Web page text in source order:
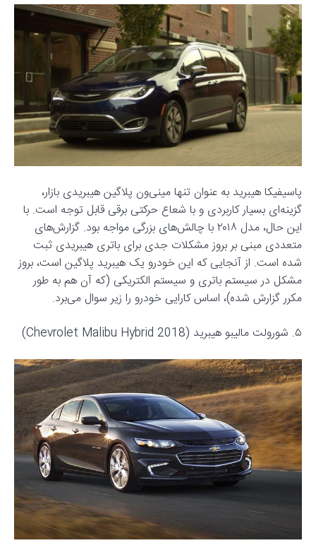
پاسیفیکا هیبرید به عنوان تنها مینی‌ون پلاگین هیبریدی بازار،
گزینه‌ای بسیار کاربردی و با شعاع حرکتی برقی قابل توجه است. با
این حال، مدل ۲۰۱۸ با چالش‌های بزرگی مواجه بود. گزارش‌های
متعددی مبنی بر بروز مشکلات جدی برای باتری هیبریدی ثبت
شده است. از آنجایی که این خودرو یک هیبرید پلاگین است، بروز
مشکل در سیستم باتری و سیستم الکتریکی (که آن هم به طور
مکرر گزارش شده)، اساس کارایی خودرو را زیر سوال می‌برد.
۵. شورولت مالیبو هیبرید (2018 Chevrolet Malibu Hybrid)